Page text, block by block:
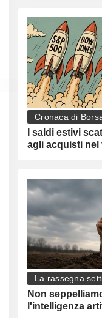
Cronaca di
I saldi estivi
agli acquisti nel
La rassegna
Non
l'intelligenza